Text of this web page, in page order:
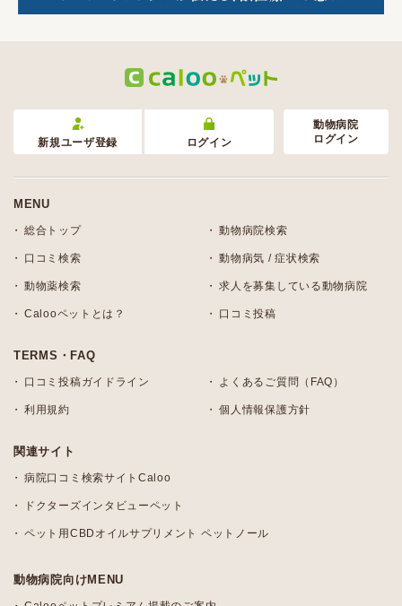
新規ユーザ登録 ログイン
動物病院
ログイン
MENU
総合トップ 動物病院検索
口コミ検索 動物病気 / 症状検索
動物薬検索 求人を募集している動物病院
Calooペットとは？ 口コミ投稿
TERMS・FAQ
口コミ投稿ガイドライン よくあるご質問（FAQ）
利用規約 個人情報保護方針
関連サイト
病院口コミ検索サイトCaloo
ドクターズインタビューペット
ペット用CBDオイルサプリメント ペットノール
動物病院向けMENU